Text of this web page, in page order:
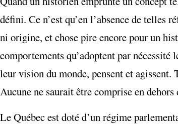
défini. Ce n’est qu’en l’absence de telles
ni origine, et chose pire encore pour un
comportements qu’adoptent par
leur vision du monde, pensent et agissent.
Aucune ne saurait être comprise en
Le Québec est doté d’un régime